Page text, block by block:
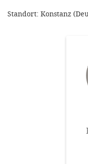
Standort: Konstanz